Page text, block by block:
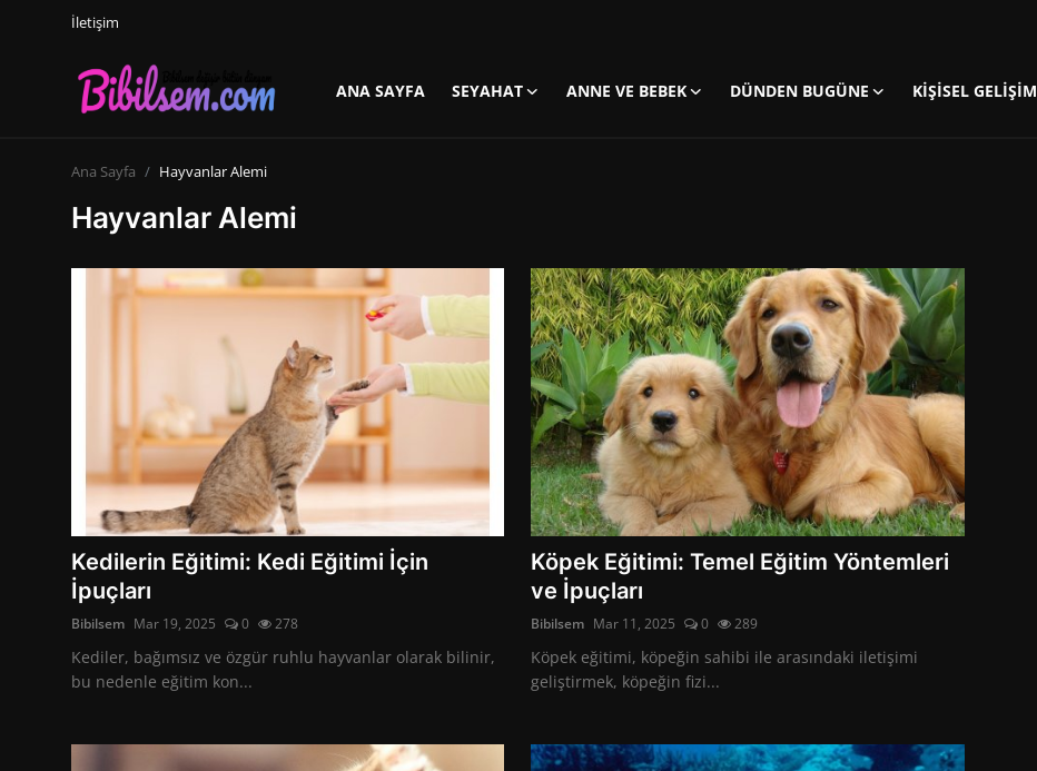
İletişim
ANA SAYFA SEYAHAT ANNE VE BEBEK DÜNDEN BUGÜNE KIŞISEL GELIŞIM
Seyahat
Kişisel Gelişim
Uzay ve Dünya
Hayvanlar Alemi
Ana Sayfa Hayvanlar Alemi
Hayvanlar Alemi
Kedilerin Eğitimi: Kedi Eğitimi İçin
İpuçları
Bibilsem Mar 19, 2025 0 278
Kediler, bağımsız ve özgür ruhlu hayvanlar olarak bilinir,
bu nedenle eğitim kon...
Köpek Eğitimi: Temel Eğitim Yöntemleri
ve İpuçları
Bibilsem Mar 11, 2025 0 289
Köpek eğitimi, köpeğin sahibi ile arasındaki iletişimi
geliştirmek, köpeğin fizi...